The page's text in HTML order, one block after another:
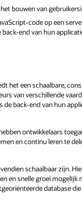
bouwen van
code op een
end van hun
het een schaalbare,
van verschillende
back-end van hun
ontwikkelaars
en continu leren te
schaalbaar zijn.
en snelle groei mogelijk
database